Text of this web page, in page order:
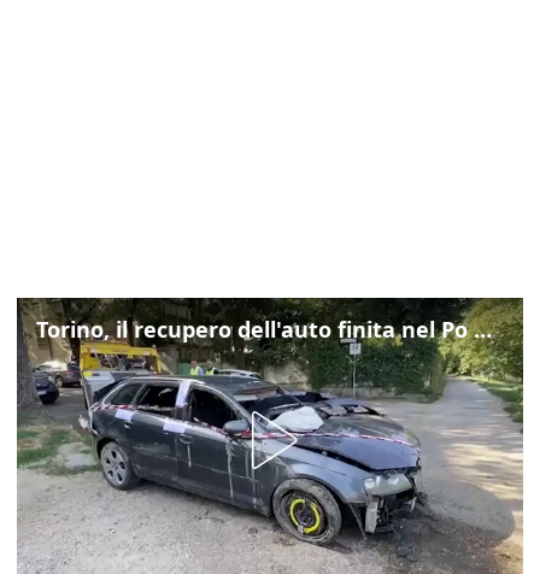
Torino, il recupero dell'auto finita nel Po durante un inseguimento